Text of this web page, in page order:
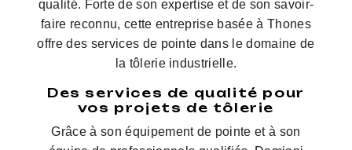
qualité. Forte de son expertise et de son savoir-
faire reconnu, cette entreprise basée à Thones
offre des services de pointe dans le domaine de
la tôlerie industrielle.
Des services de qualité pour
vos projets de tôlerie
Grâce à son équipement de pointe et à son